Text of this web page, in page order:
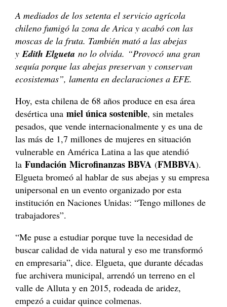
A mediados de los setenta el servicio agrícola
chileno fumigó la zona de Arica y acabó con las
moscas de la fruta. También mató a las abejas
yEdith Elgueta no lo olvida. “Provocó una gran
sequía porque las abejas preservan y conservan
ecosistemas”, lamenta en declaraciones a EFE.
Hoy, esta chilena de 68 años produce en esa área
desértica unamiel única sostenible, sin metales
pesados, que vende internacionalmente y es una de
las más de 1,7 millones de mujeres en situación
vulnerable en América Latina a las que atendió
laFundación Microfinanzas BBVA (FMBBVA).
Elgueta bromeó al hablar de sus abejas y su empresa
unipersonal en un evento organizado por esta
institución en Naciones Unidas: “Tengo millones de
trabajadores”.
“Me puse a estudiar porque tuve la necesidad de
buscar calidad de vida natural y eso me transformó
en empresaria”, dice. Elgueta, que durante décadas
fue archivera municipal, arrendó un terreno en el
valle de Alluta y en 2015, rodeada de aridez,
empezó a cuidar quince colmenas.